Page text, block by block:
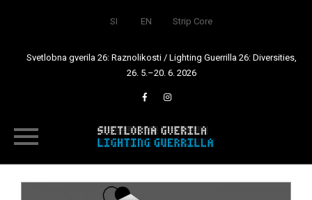
SI EN Strip Core
Svetlobna gverila 26: Raznolikosti / Lighting Guerrilla 26: Diversities,
26. 5.–20. 6. 2026